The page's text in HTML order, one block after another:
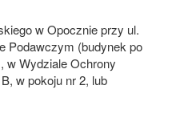
w Opocznie przy ul.
Podawczym (budynek po
w Wydziale Ochrony
w pokoju nr 2, lub